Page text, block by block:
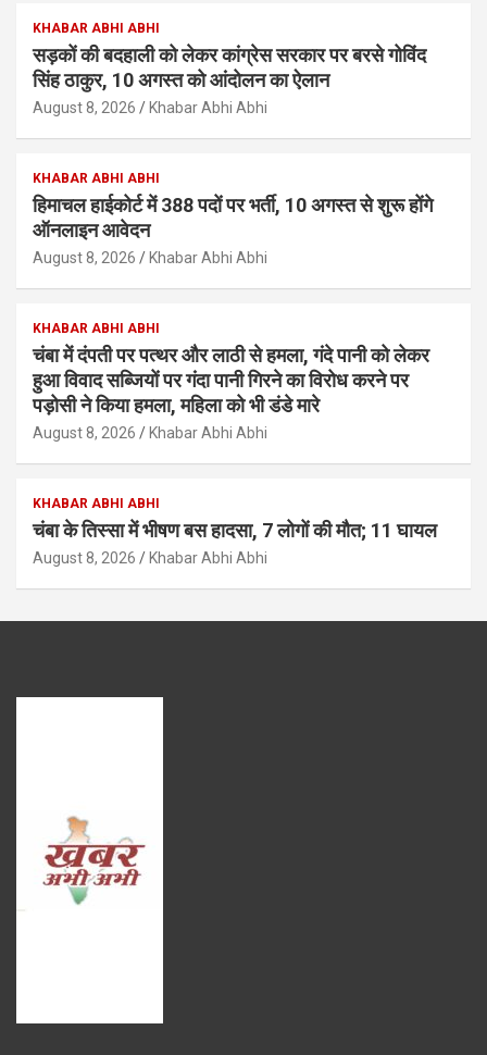
KHABAR ABHI ABHI
सड़कों की बदहाली को लेकर कांग्रेस सरकार पर बरसे गोविंद
सिंह ठाकुर, 10 अगस्त को आंदोलन का ऐलान
August 8, 2026 Khabar Abhi Abhi
KHABAR ABHI ABHI
हिमाचल हाईकोर्ट में 388 पदों पर भर्ती, 10 अगस्त से शुरू होंगे
ऑनलाइन आवेदन
August 8, 2026 Khabar Abhi Abhi
KHABAR ABHI ABHI
चंबा में दंपती पर पत्थर और लाठी से हमला, गंदे पानी को लेकर
हुआ विवाद सब्जियों पर गंदा पानी गिरने का विरोध करने पर
पड़ोसी ने किया हमला, महिला को भी डंडे मारे
August 8, 2026 Khabar Abhi Abhi
KHABAR ABHI ABHI
चंबा के तिस्सा में भीषण बस हादसा, 7 लोगों की मौत; 11 घायल
August 8, 2026 Khabar Abhi Abhi